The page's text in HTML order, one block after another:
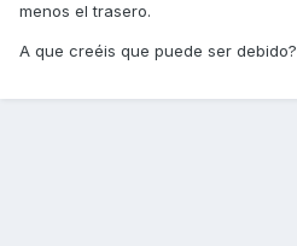
menos el trasero.
A que creéis que puede ser debido?